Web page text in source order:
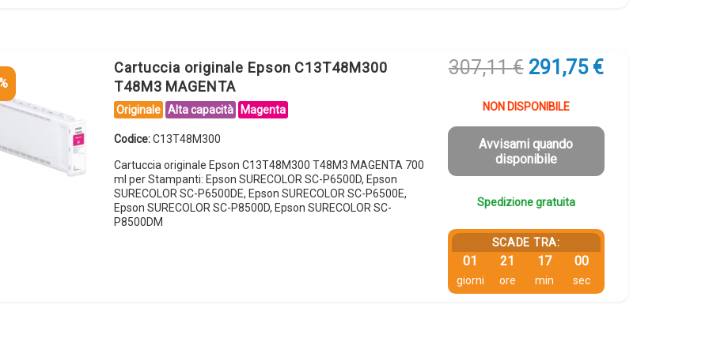
Cartuccia originale Epson C13T48M300
T48M3 MAGENTA
Originale Alta capacità Magenta
Codice:C13T48M300
Cartuccia originale Epson C13T48M300 T48M3 MAGENTA 700
ml per Stampanti: Epson SURECOLOR SC-P6500D, Epson
SURECOLOR SC-P6500DE, Epson SURECOLOR SC-P6500E,
Epson SURECOLOR SC-P8500D, Epson SURECOLOR SC-
P8500DM
307,11€ Il
originale
era:
307,11 €.
291,75 €Il
è:
NON DISPONIBILE
Avvisami quando
disponibile
Spedizione gratuita
SCADE TRA:
01
giorni
21
ore
16
min
59
sec